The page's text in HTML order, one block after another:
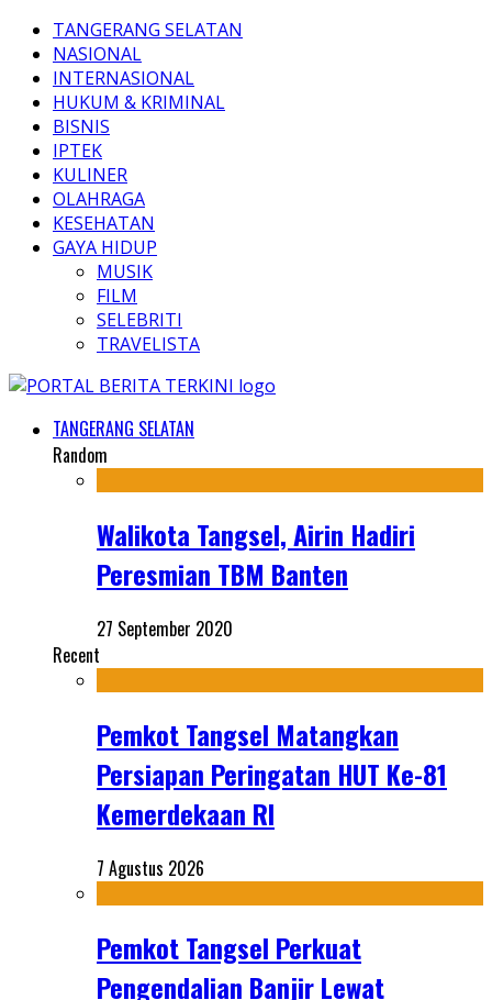
TANGERANG SELATAN
NASIONAL
INTERNASIONAL
HUKUM & KRIMINAL
BISNIS
IPTEK
KULINER
OLAHRAGA
KESEHATAN
GAYA HIDUP
MUSIK
FILM
SELEBRITI
TRAVELISTA
TANGERANG SELATAN
Random
Walikota Tangsel, Airin Hadiri
Peresmian TBM Banten
27 September 2020
Recent
Pemkot Tangsel Matangkan
Persiapan Peringatan HUT Ke-81
Kemerdekaan RI
7 Agustus 2026
Pemkot Tangsel Perkuat
Pengendalian Banjir Lewat